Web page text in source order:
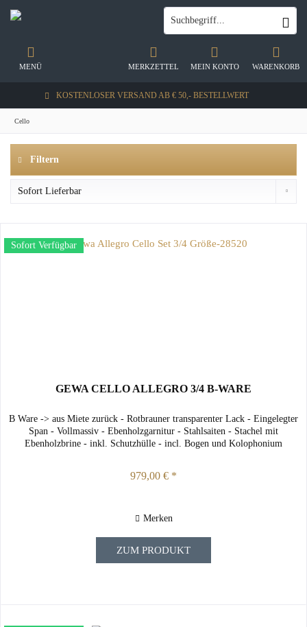
KOSTENLOSER VERSAND AB € 50,- BESTELLWERT
WARENKORB
MERKZETTEL MEIN KONTO
MENÜ
Cello
Filtern
Sofort Verfügbar
GEWA CELLO ALLEGRO 3/4 B-WARE
B Ware -> aus Miete zurück - Rotbrauner transparenter Lack - Eingelegter
Span - Vollmassiv - Ebenholzgarnitur - Stahlsaiten - Stachel mit
Ebenholzbrine - inkl. Schutzhülle - incl. Bogen und Kolophonium
979,00 € *
Merken
ZUM PRODUKT